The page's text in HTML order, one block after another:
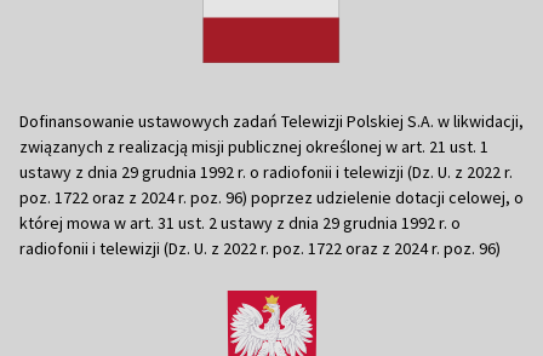
Dofinansowanie ustawowych zadań Telewizji Polskiej S.A. w likwidacji,
związanych z realizacją misji publicznej określonej w art. 21 ust. 1
ustawy z dnia 29 grudnia 1992 r. o radiofonii i telewizji (Dz. U. z 2022 r.
poz. 1722 oraz z 2024 r. poz. 96) poprzez udzielenie dotacji celowej, o
której mowa w art. 31 ust. 2 ustawy z dnia 29 grudnia 1992 r. o
radiofonii i telewizji (Dz. U. z 2022 r. poz. 1722 oraz z 2024 r. poz. 96)